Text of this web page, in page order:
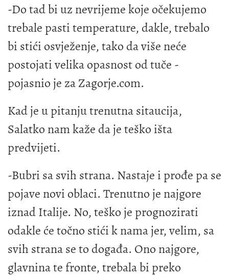
-Do tad bi uz nevrijeme koje očekujemo
trebale pasti temperature, dakle, trebalo
bi stići osvježenje, tako da više neće
postojati velika opasnost od tuče -
pojasnio je za Zagorje.com.
Kad je u pitanju trenutna sitaucija,
Salatko nam kaže da je teško išta
predvijeti.
-Bubri sa svih strana. Nastaje i prođe pa se
pojave novi oblaci. Trenutno je najgore
iznad Italije. No, teško je prognozirati
odakle će točno stići k nama jer, velim, sa
svih strana se to događa. Ono najgore,
glavnina te fronte, trebala bi preko